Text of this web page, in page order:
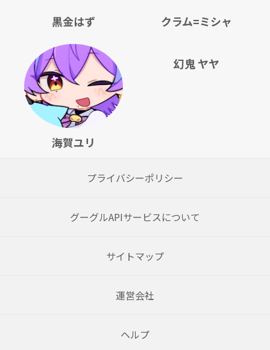
黒金はず クラム=ミシャ
海賀ユリ
幻鬼 ヤヤ
プライバシーポリシー
グーグルAPIサービスについて
サイトマップ
運営会社
ヘルプ